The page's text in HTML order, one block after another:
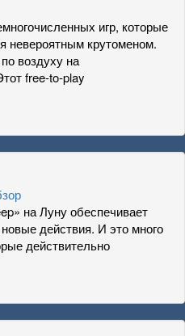
игр, которые
невероятным крутоменом.
воздуху на
free-to-play
на Луну обеспечивает
действия. И это много
действительно